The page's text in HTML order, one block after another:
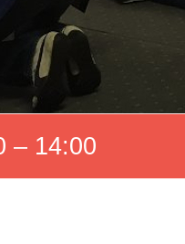
– 14:00